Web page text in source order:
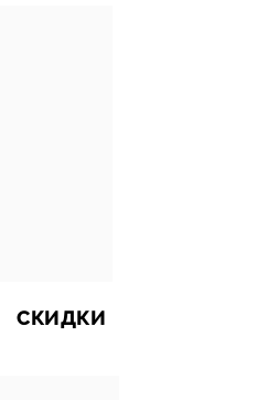
СКИДКИ